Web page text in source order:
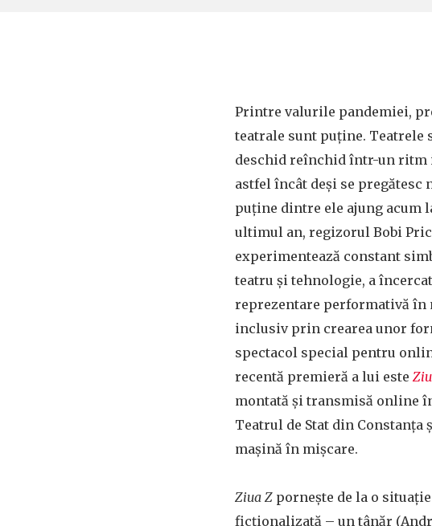
Printre valurile pandemiei,
teatrale sunt puține. Teatrele
deschid reînchid într-un
astfel încât deși se pregătesc
puține dintre ele ajung acum
ultimul an, regizorul Bobi
experimentează constant
teatru și tehnologie, a
reprezentare performativă în
inclusiv prin crearea unor
spectacol special pentru
recentă premieră a lui este
montată și transmisă online
Teatrul de Stat din Constanța
mașină în mișcare.
Ziua Z pornește de la o
ficționalizată – un tânăr